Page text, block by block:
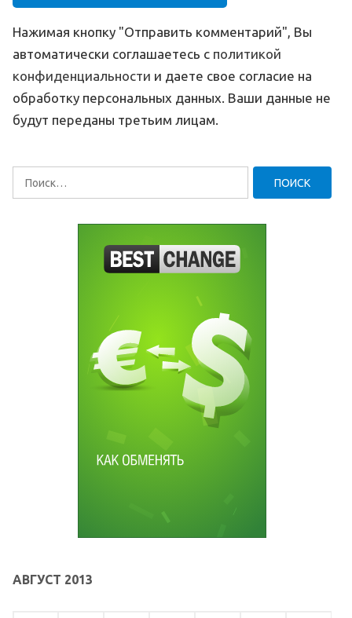
Нажимая кнопку "Отправить комментарий", Вы
автоматически соглашаетесь с политикой
конфиденциальности и даете свое согласие на
обработку персональных данных. Ваши данные не
будут переданы третьим лицам.
Найти:
АВГУСТ 2013